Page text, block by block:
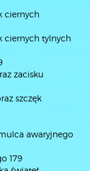
ciernych
ciernych tylnych
zacisku
szczęk
awaryjnego
179